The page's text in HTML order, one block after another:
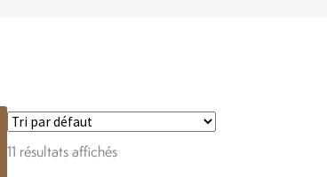
11 résultats affichés